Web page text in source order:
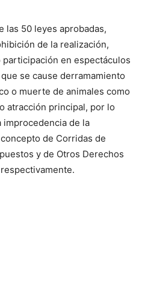
las 50 leyes aprobadas,
de la realización,
en espectáculos
se cause derramamiento
o muerte de animales como
atracción principal, por lo
de la
de Corridas de
y de Otros Derechos